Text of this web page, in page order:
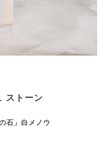
ストーン
石」白メノウ